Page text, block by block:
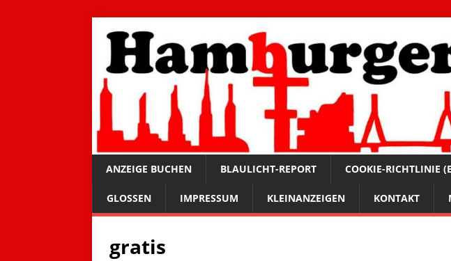
ANZEIGE BUCHEN BLAULICHT-REPORT COOKIE-RICHTLINIE
GLOSSEN IMPRESSUM KLEINANZEIGEN KONTAKT
gratis